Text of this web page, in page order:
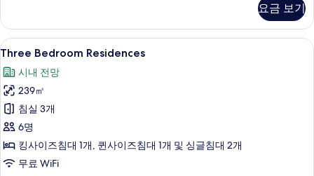
두
보
기
실
개
세
히
보
기
요금 보기
Three
Bedroom
Residences
사
진
모
두
보
1 개의 침실, 고급 침구, 객실 내 금고, 책
17
Three Bedroom Residences
시내 전망
239㎡
침실 3개
6명
킹사이즈침대 1개, 퀸사이즈침대 1개 및 싱글침대 2개
무료 WiFi